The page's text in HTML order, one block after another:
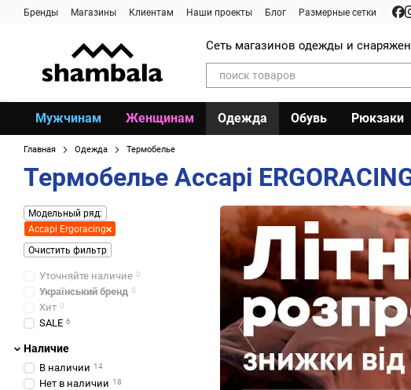
Перейти к основному контенту
Бренды Магазины Клиентам Наши проекты Блог Размерные сетки
Сеть магазинов одежды и
Мужчинам Женщинам Одежда Обувь Рюкзаки
Главная Одежда Термобелье
Термобелье Accapi
Модельный ряд:
Accapi Ergoracing
Очистить фильтр
Уточняйте наличие 0
Український бренд 0
Хит 0
SALE 6
Наличие
В наличии 14
Нет в наличии 18